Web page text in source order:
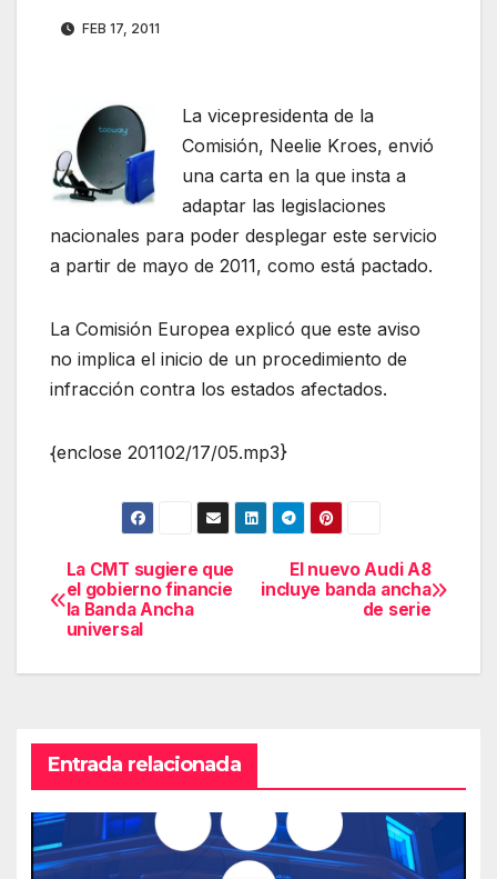
FEB 17, 2011
La vicepresidenta de la
Comisión, Neelie Kroes, envió
una carta en la que insta a
adaptar las legislaciones
nacionales para poder desplegar este servicio
a partir de mayo de 2011, como está pactado.
La Comisión Europea explicó que este aviso
no implica el inicio de un procedimiento de
infracción contra los estados afectados.
{enclose 201102/17/05.mp3}
Navegación
de
entradas
El nuevo Audi A8
incluye banda ancha
de serie
La CMT sugiere que
el gobierno financie
la Banda Ancha
universal
Entrada relacionada